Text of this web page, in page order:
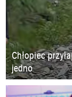
Chłopiec
jedno